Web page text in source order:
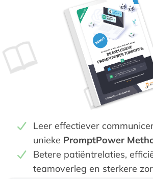
Leer effectiever
unieke PromptPower
Betere patiëntrelaties,
teamoverleg en sterkere